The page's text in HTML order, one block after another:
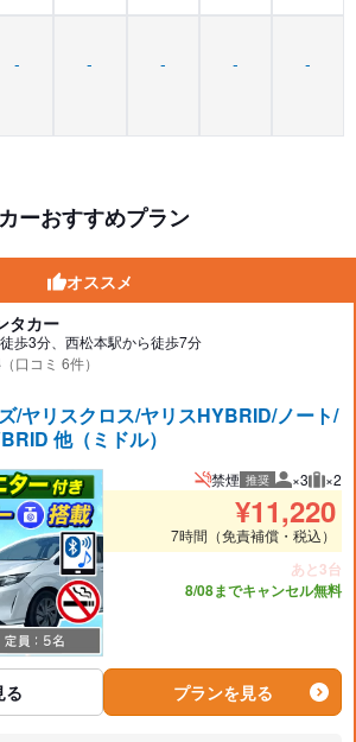
- - - - -
ーおすすめプラン
オススメ
タカー
歩3分、西松本駅から徒歩7分
（口コミ 6件）
/ヤリスクロス/ヤリスHYBRID/ノート/
他（ミドル）
る
禁煙 推奨 推奨人数
×3 推奨
×2
¥11,220
7時間（免責補償・税込）
あと3台
8/08までキャンセル無料
プランを見る